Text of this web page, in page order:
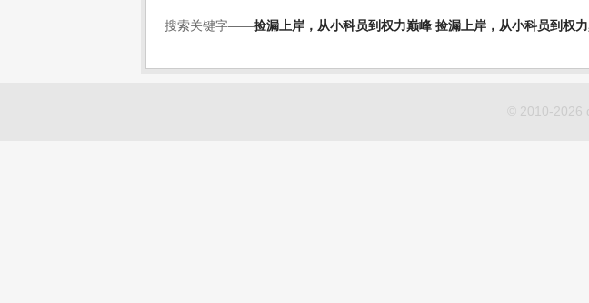
搜索关键字——捡漏上岸，从小科员到权力巅峰 捡漏上岸，从小科员到权
© 2010-2026